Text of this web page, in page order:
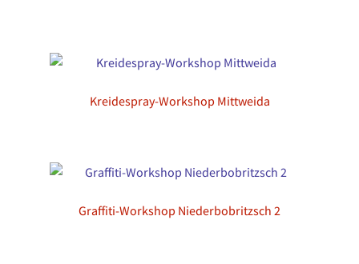
Kreidespray-Workshop Mittweida
Graffiti-Workshop Niederbobritzsch 2